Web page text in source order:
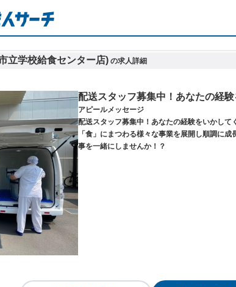
立学校給食センター店) の求人詳細
配送スタッフ募集中！あなたの経
アピールメッセージ
配送スタッフ募集中！あなたの経験をいかして
「食」にまつわる様々な事業を展開し順調に
事を一緒にしませんか！？